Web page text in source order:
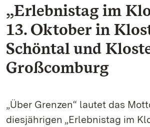
„Erlebnistag im
13. Oktober in
Schöntal und
Großcomburg
„Über Grenzen“ lautet das
diesjährigen „Erlebnistag im